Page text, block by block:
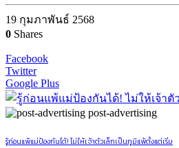
19 กุมภาพันธ์ 2568
0 Shares
Facebook
Twitter
Google Plus
post-advertising
รู้ก่อนแพ้แม่ป้องกันได้! ไม่ให้เจ้าตัวเล็กเป็นภูมิแพ้ตั้งแต่เริ่ม